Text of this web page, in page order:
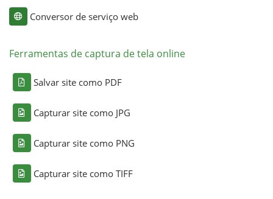
Conversor de serviço web
Ferramentas de captura de tela online
Salvar site como PDF
Capturar site como JPG
Capturar site como PNG
Capturar site como TIFF